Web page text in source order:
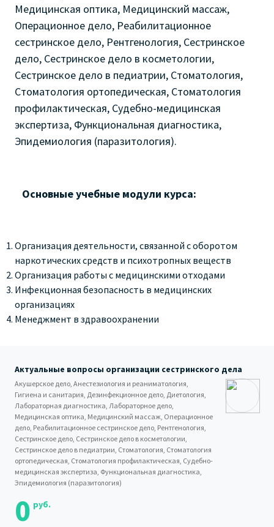
Медицинская оптика, Медицинский массаж,
Операционное дело, Реабилитационное
сестринское дело, Рентгенология, Сестринское
дело, Сестринское дело в косметологии,
Сестринское дело в педиатрии, Стоматология,
Стоматология ортопедическая, Стоматология
профилактическая, Судебно-медицинская
экспертиза, Функциональная диагностика,
Эпидемиология (паразитология).
Основные учебные модули курса:
Организация деятельности, связанной с оборотом
наркотических средств и психотропных веществ
Организация работы с медицинскими отходами
Инфекционная безопасность в медицинских
организациях
Менеджмент в здравоохранении
Актуальные вопросы организации сестринского дела
Акушерское дело, Анестезиология и реаниматология,
Гигиена и санитария, Дезинфекционное дело, Диетология,
Лабораторная диагностика, Лабораторное дело,
Медицинская оптика, Медицинский массаж, Операционное
дело, Реабилитационное сестринское дело, Рентгенология,
Сестринское дело, Сестринское дело в косметологии,
Сестринское дело в педиатрии, Стоматология, Стоматология
ортопедическая, Стоматология профилактическая, Судебно-
медицинская экспертиза, Функциональная диагностика,
Эпидемиология (паразитология)
0 руб.